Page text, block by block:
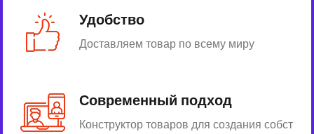
Удобство
Доставляем товар по всему миру
Современный подход
Конструктор товаров для создания собст